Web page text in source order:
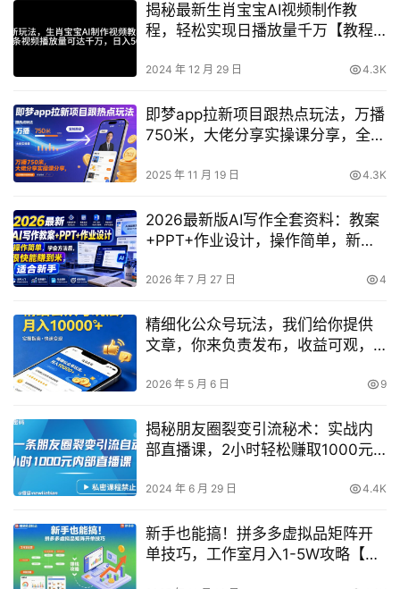
揭秘最新生肖宝宝AI视频制作教
程，轻松实现日播放量千万【教程
2024 年 12 月 29 日 4.3K
即梦app拉新项目跟热点玩法，万播
750米，大佬分享实操课分享，全流
2025 年 11 月 19 日 4.3K
2026最新版AI写作全套资料：教案
+PPT+作业设计，操作简单，新手
2026 年 7 月 27 日 4
精细化公众号玩法，我们给你提供
文章，你来负责发布，收益可观，
2026 年 5 月 6 日 9
揭秘朋友圈裂变引流秘术：实战内
部直播课，2小时轻松赚取1000元
2024 年 6 月 29 日 4.4K
新手也能搞！拼多多虚拟品矩阵开
单技巧，工作室月入1-5W攻略【揭